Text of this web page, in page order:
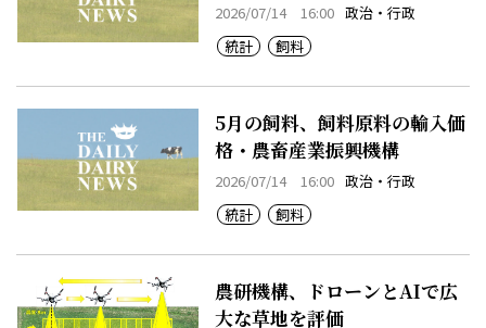
2026/07/14 16:00 政治・行政
統計
飼料
5月の飼料、飼料原料の輸入価
格・農畜産業振興機構
2026/07/14 16:00 政治・行政
統計
飼料
農研機構、ドローンとAIで広
大な草地を評価